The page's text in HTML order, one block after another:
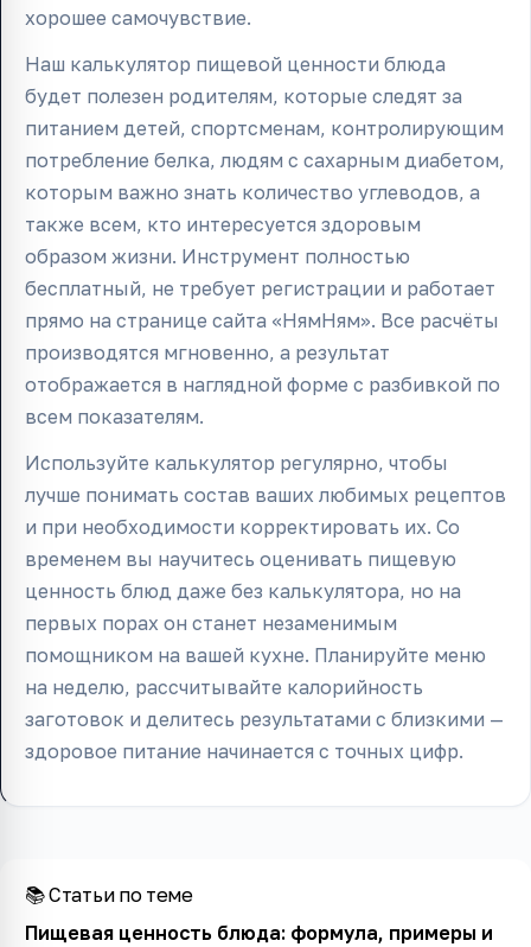
хорошее самочувствие.
Наш калькулятор пищевой ценности блюда
будет полезен родителям, которые следят за
питанием детей, спортсменам, контролирующим
потребление белка, людям с сахарным диабетом,
которым важно знать количество углеводов, а
также всем, кто интересуется здоровым
образом жизни. Инструмент полностью
бесплатный, не требует регистрации и работает
прямо на странице сайта «НямНям». Все расчёты
производятся мгновенно, а результат
отображается в наглядной форме с разбивкой по
всем показателям.
Используйте калькулятор регулярно, чтобы
лучше понимать состав ваших любимых рецептов
и при необходимости корректировать их. Со
временем вы научитесь оценивать пищевую
ценность блюд даже без калькулятора, но на
первых порах он станет незаменимым
помощником на вашей кухне. Планируйте меню
на неделю, рассчитывайте калорийность
заготовок и делитесь результатами с близкими —
здоровое питание начинается с точных цифр.
📚 Статьи по теме
Пищевая ценность блюда: формула, примеры и